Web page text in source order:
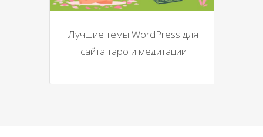
Лучшие темы WordPress для
сайта таро и медитации